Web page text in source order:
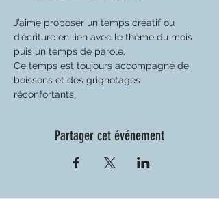
J’aime proposer un temps créatif ou
d’écriture en lien avec le thème du mois
puis un temps de parole.
Ce temps est toujours accompagné de
boissons et des grignotages
réconfortants.
Partager cet événement